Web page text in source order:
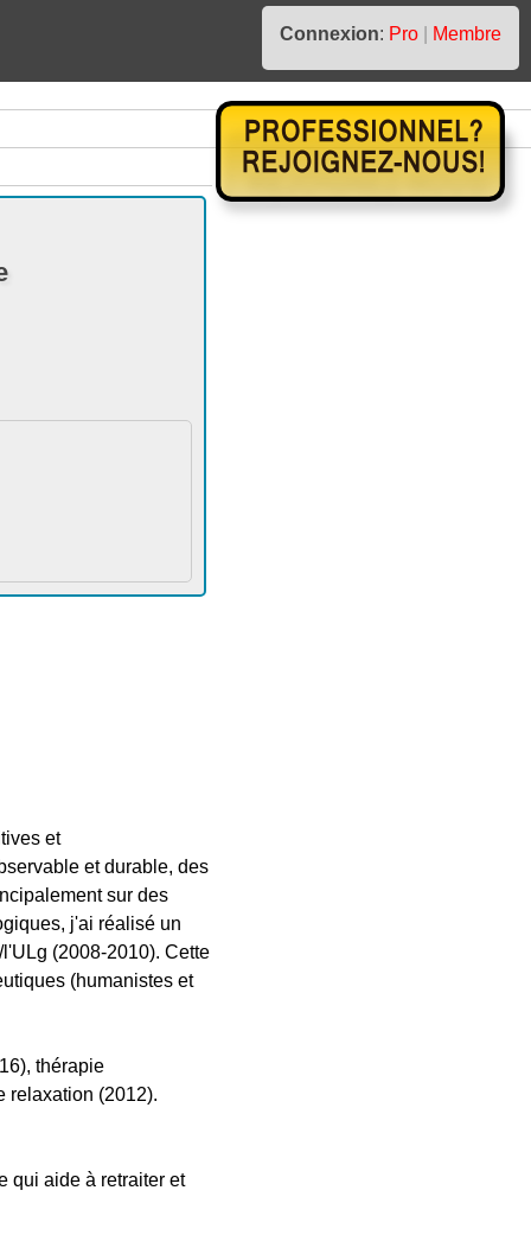
Connexion: Pro
Membre
et
et durable, des
sur des
j'ai réalisé un
(2008-2010). Cette
(humanistes et
thérapie
relaxation (2012).
qui aide à retraiter et